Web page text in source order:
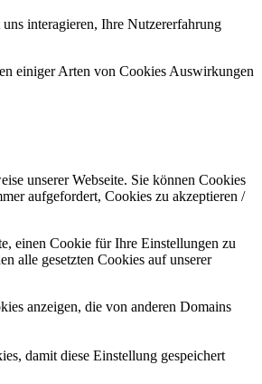
interagieren, Ihre Nutzererfahrung
einiger Arten von Cookies Auswirkungen
unserer Webseite. Sie können Cookies
aufgefordert, Cookies zu akzeptieren /
einen Cookie für Ihre Einstellungen zu
alle gesetzten Cookies auf unserer
anzeigen, die von anderen Domains
damit diese Einstellung gespeichert